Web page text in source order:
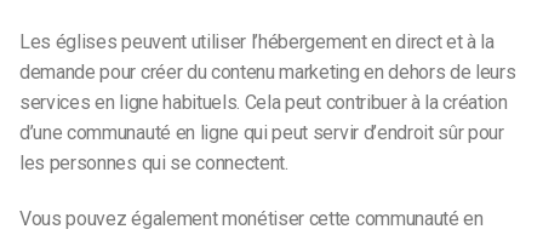
Les églises peuvent utiliser l’hébergement en direct et à la
demande pour créer du contenu marketing en dehors de leurs
services en ligne habituels. Cela peut contribuer à la création
d’une communauté en ligne qui peut servir d’endroit sûr pour
les personnes qui se connectent.
Vous pouvez également monétiser cette communauté en